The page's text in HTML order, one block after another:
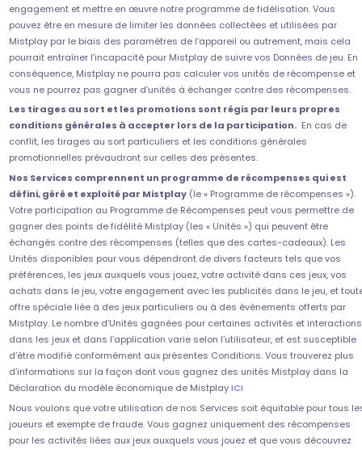
engagement et mettre en œuvre notre programme de fidélisation. Vous
pouvez être en mesure de limiter les données collectées et utilisées par
Mistplay par le biais des paramètres de l’appareil ou autrement, mais cela
pourrait entraîner l’incapacité pour Mistplay de suivre vos Données de jeu. En
conséquence, Mistplay ne pourra pas calculer vos unités de récompense et
vous ne pourrez pas gagner d’unités à échanger contre des récompenses.
Les tirages au sort et les promotions sont régis par leurs propres
conditions générales à accepter lors de la participation. En cas de
conflit, les tirages au sort particuliers et les conditions générales
promotionnelles prévaudront sur celles des présentes.
Nos Services comprennent un programme de récompenses qui est
défini, géré et exploité par Mistplay (le « Programme de récompenses »).
Votre participation au Programme de Récompenses peut vous permettre de
gagner des points de fidélité Mistplay (les « Unités ») qui peuvent être
échangés contre des récompenses (telles que des cartes-cadeaux). Les
Unités disponibles pour vous dépendront de divers facteurs tels que vos
préférences, les jeux auxquels vous jouez, votre activité dans ces jeux, vos
achats dans le jeu, votre engagement avec les publicités dans le jeu, et
offre spéciale liée à des jeux particuliers ou à des événements offerts par
Mistplay. Le nombre d’Unités gagnées pour certaines activités et interactions
dans les jeux et dans l’application varie selon l’utilisateur, et est susceptible
d’être modifié conformément aux présentes Conditions. Vous trouverez plus
d’informations sur la façon dont vous gagnez des unités Mistplay dans la
Déclaration du modèle économique de MistplayICI
Nous voulons que votre utilisation de nos Services soit équitable pour tous
joueurs et exempte de fraude. Vous gagnez uniquement des récompenses
pour les activités liées aux jeux auxquels vous jouez et que vous découvrez